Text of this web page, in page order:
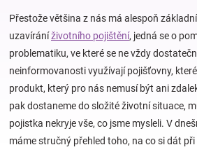
a
kojenecká
výbava
Hračky
Přestože většina z nás má alespoň
uzavíráníživotního pojištění, jedná se o
problematiku, ve které se ne vždy
neinformovanosti využívají pojišťovny,
produkt, který pro nás nemusí být ani
pak dostaneme do složité životní situace,
pojistka nekryje vše, co jsme mysleli. V
máme stručný přehled toho, na co si dát